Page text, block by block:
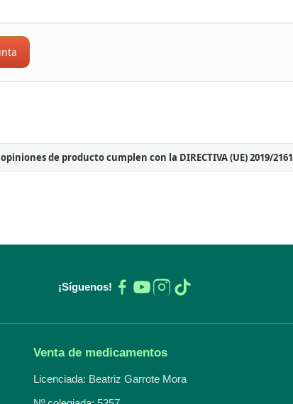
de producto cumplen con la DIRECTIVA (UE) 2019/2161
¡Síguenos!
Venta de medicamentos
Licenciada: Beatriz Garrote Mora